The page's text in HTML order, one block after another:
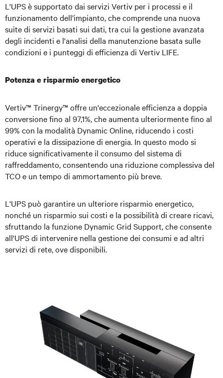
L'UPS è supportato dai servizi Vertiv per i processi e il
funzionamento dell’impianto, che comprende una nuova
suite di servizi basati sui dati, tra cui la gestione avanzata
degli incidenti e l'analisi della manutenzione basata sulle
condizioni e i punteggi di efficienza di Vertiv LIFE.
Potenza e risparmio energetico
Vertiv™ Trinergy™ offre un'eccezionale efficienza a doppia
conversione fino al 97,1%, che aumenta ulteriormente fino al
99% con la modalità Dynamic Online, riducendo i costi
operativi e la dissipazione di energia. In questo modo si
riduce significativamente il consumo del sistema di
raffreddamento, consentendo una riduzione complessiva del
TCO e un tempo di ammortamento più breve.
L'UPS può garantire un ulteriore risparmio energetico,
nonché un risparmio sui costi e la possibilità di creare ricavi,
sfruttando la funzione Dynamic Grid Support, che consente
all'UPS di intervenire nella gestione dei consumi e ad altri
servizi di rete, ove disponibili.